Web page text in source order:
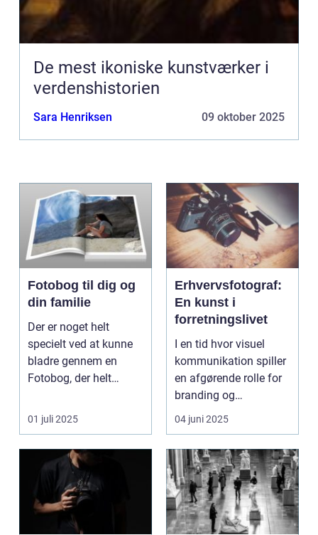
De mest ikoniske kunstværker i
verdenshistorien
Sara Henriksen 09 oktober 2025
Fotobog til dig og
din familie
Der er noget helt
specielt ved at kunne
bladre gennem en
Fotobog, der helt
minde...
01 juli 2025
Erhvervsfotograf:
En kunst i
forretningslivet
I en tid hvor visuel
kommunikation spiller
en afgørende rolle for
branding og
markedsfø...
04 juni 2025